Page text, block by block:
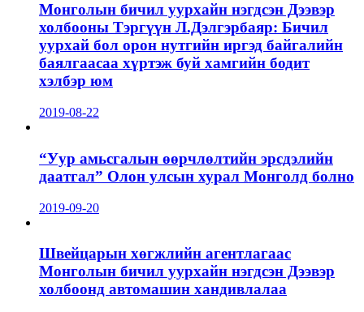
Монголын бичил уурхайн нэгдсэн Дээвэр
холбооны Тэргүүн Л.Дэлгэрбаяр: Бичил
уурхай бол орон нутгийн иргэд байгалийн
баялгаасаа хүртэж буй хамгийн бодит
хэлбэр юм
2019-08-22
“Уур амьсгалын өөрчлөлтийн эрсдэлийн
даатгал” Олон улсын хурал Монголд болно
2019-09-20
Швейцарын хөгжлийн агентлагаас
Монголын бичил уурхайн нэгдсэн Дээвэр
холбоонд автомашин хандивлалаа